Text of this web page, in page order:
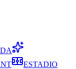
ESTADIO